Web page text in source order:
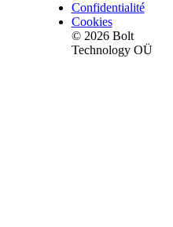
Confidentialité
Cookies
© 2026 Bolt
Technology OÜ